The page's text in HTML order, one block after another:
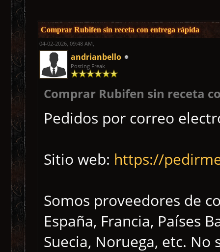
Comprar Rubifen sin receta con entrega rápida
04-02-2026, 09:48 AM,
andrianbello
Posting Freak
Comprar Rubifen sin receta
Pedidos por correo
Sitio web: https://
Somos proveedores de
España, Francia, Países
Suecia, Noruega, etc.